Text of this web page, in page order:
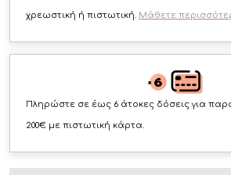
χρεωστική ή πιστωτική. Μάθετε
Πληρώστε σε έως 6 άτοκες δόσεις για
200€ με πιστωτική κάρτα.